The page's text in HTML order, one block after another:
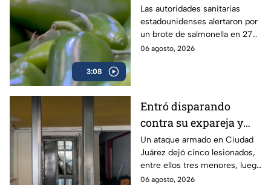
3:08
Salmonella en cultivos
de jalapeño en México
Las autoridades sanitarias
estadounidenses alertaron por
un brote de salmonella en 27
estados vinculados a el chile
06 agosto, 2026
Entró disparando
contra su expareja y
sus hijos: Ataque
armado conmociona a
Ciudad Juárez
Un ataque armado en Ciudad
Juárez dejó cinco lesionados,
entre ellos tres menores, luego
de que un exesposo
06 agosto, 2026